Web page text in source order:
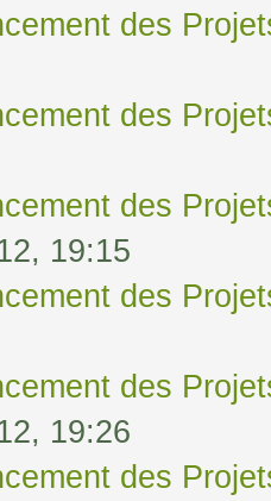
des
des
des
19:15
des
des
19:26
des